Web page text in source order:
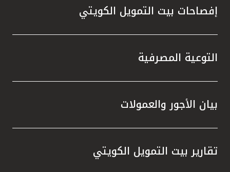
إفصاحات بيت التمويل الكويتي
التوعية المصرفية
بيان الأجور والعمولات
تقارير بيت التمويل الكويتي